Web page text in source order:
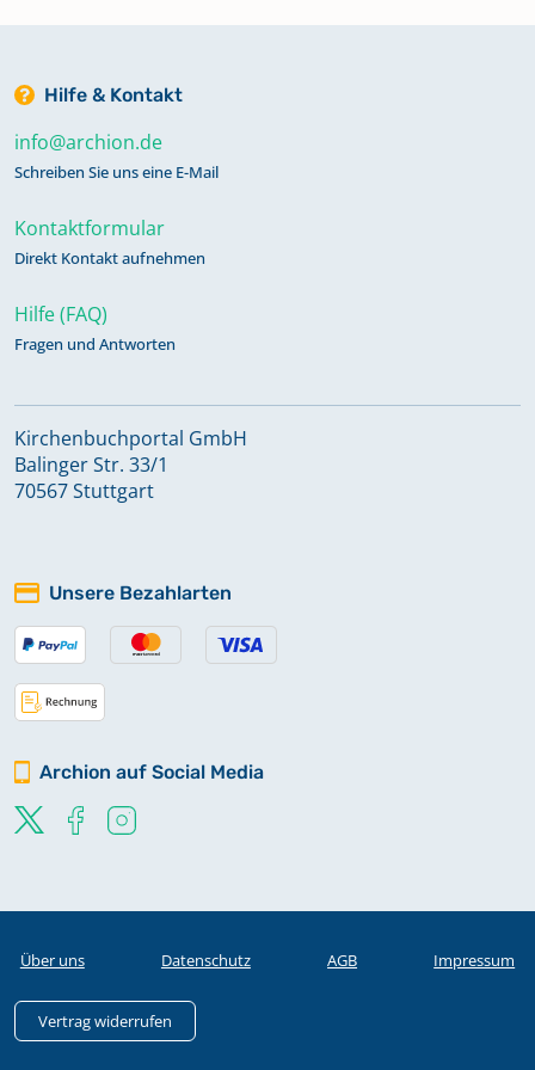
Hilfe & Kontakt
info@archion.de
Schreiben Sie uns eine E-Mail
Kontaktformular
Direkt Kontakt aufnehmen
Hilfe (FAQ)
Fragen und Antworten
Kirchenbuchportal GmbH
Balinger Str. 33/1
70567 Stuttgart
Unsere Bezahlarten
Archion auf Social Media
Über uns Datenschutz AGB Impressum
Vertrag widerrufen